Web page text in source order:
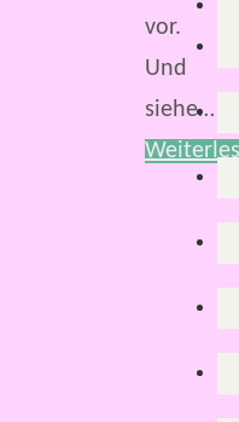
vor.
Und
siehe…